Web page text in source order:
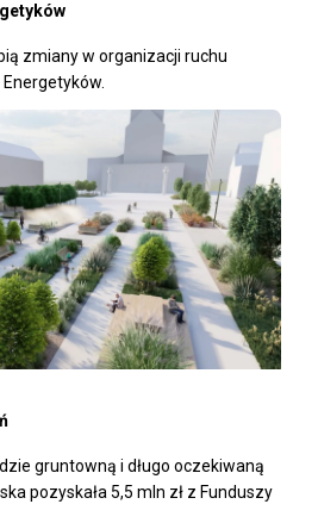
zmiany w organizacji ruchu
gruntowną i długo oczekiwaną
pozyskała 5,5 mln zł z Funduszy